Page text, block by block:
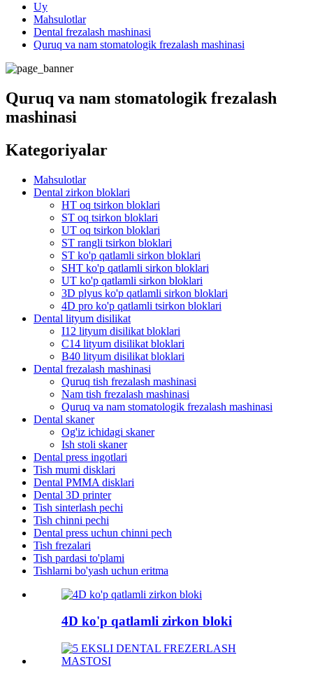
Uy
Mahsulotlar
Dental frezalash mashinasi
Quruq va nam stomatologik frezalash mashinasi
Quruq va nam stomatologik frezalash
mashinasi
Kategoriyalar
Mahsulotlar
Dental zirkon bloklari
HT oq tsirkon bloklari
ST oq tsirkon bloklari
UT oq tsirkon bloklari
ST rangli tsirkon bloklari
ST ko'p qatlamli sirkon bloklari
SHT ko'p qatlamli sirkon bloklari
UT ko'p qatlamli sirkon bloklari
3D plyus ko'p qatlamli sirkon bloklari
4D pro ko'p qatlamli tsirkon bloklari
Dental lityum disilikat
I12 lityum disilikat bloklari
C14 lityum disilikat bloklari
B40 lityum disilikat bloklari
Dental frezalash mashinasi
Quruq tish frezalash mashinasi
Nam tish frezalash mashinasi
Quruq va nam stomatologik frezalash mashinasi
Dental skaner
Og'iz ichidagi skaner
Ish stoli skaner
Dental press ingotlari
Tish mumi disklari
Dental PMMA disklari
Dental 3D printer
Tish sinterlash pechi
Tish chinni pechi
Dental press uchun chinni pech
Tish frezalari
Tish pardasi to'plami
Tishlarni bo'yash uchun eritma
4D ko'p qatlamli zirkon bloki